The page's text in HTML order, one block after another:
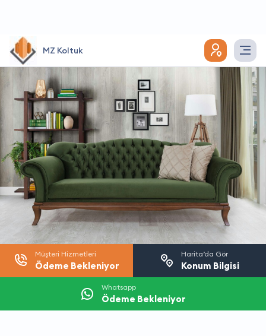
MZ Koltuk
Müşteri Hizmetleri
Ödeme Bekleniyor
Harita’da Gör
Konum Bilgisi
Whatsapp
Ödeme Bekleniyor